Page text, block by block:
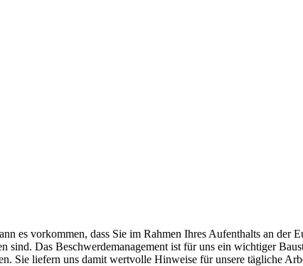
es vorkommen, dass Sie im Rahmen Ihres Aufenthalts an der
Das Beschwerdemanagement ist für uns ein wichtiger
Sie liefern uns damit wertvolle Hinweise für unsere tägliche